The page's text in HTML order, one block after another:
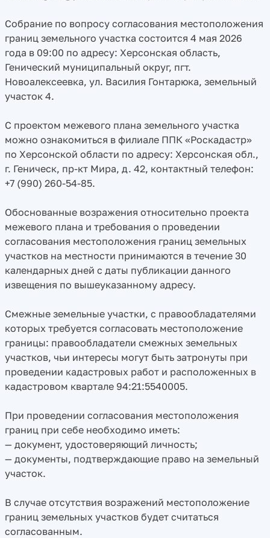
Собрание по вопросу согласования местоположения
границ земельного участка состоится 4 мая 2026
года в 09:00 по адресу: Херсонская область,
Генический муниципальный округ, пгт.
Новоалексеевка, ул. Василия Гонтарюка, земельный
участок 4.
С проектом межевого плана земельного участка
можно ознакомиться в филиале ППК «Роскадастр»
по Херсонской области по адресу: Херсонская обл.,
г. Геническ, пр-кт Мира, д. 42, контактный телефон:
+7 (990) 260-54-85.
Обоснованные возражения относительно проекта
межевого плана и требования о проведении
согласования местоположения границ земельных
участков на местности принимаются в течение 30
календарных дней с даты публикации данного
извещения по вышеуказанному адресу.
Смежные земельные участки, с правообладателями
которых требуется согласовать местоположение
границы: правообладатели смежных земельных
участков, чьи интересы могут быть затронуты при
проведении кадастровых работ и расположенных в
кадастровом квартале 94:21:5540005.
При проведении согласования местоположения
границ при себе необходимо иметь:
— документ, удостоверяющий личность;
— документы, подтверждающие право на земельный
участок.
В случае отсутствия возражений местоположение
границ земельных участков будет считаться
согласованным.